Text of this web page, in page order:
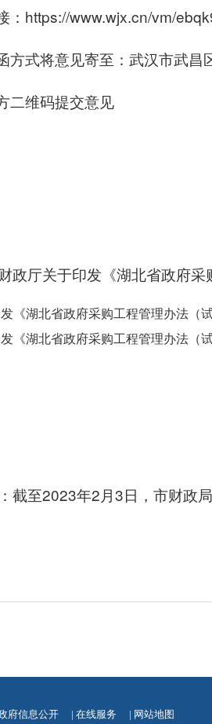
：https://www.wjx.cn/vm/
方式将意见寄至：武汉市武昌
二维码提交意见
政厅关于印发《湖北省政府采
《湖北省政府采购工程管理办法（
《湖北省政府采购工程管理办法（
截至2023年2月3日，市财政
府信息公开 | 在线服务 | 网站地图